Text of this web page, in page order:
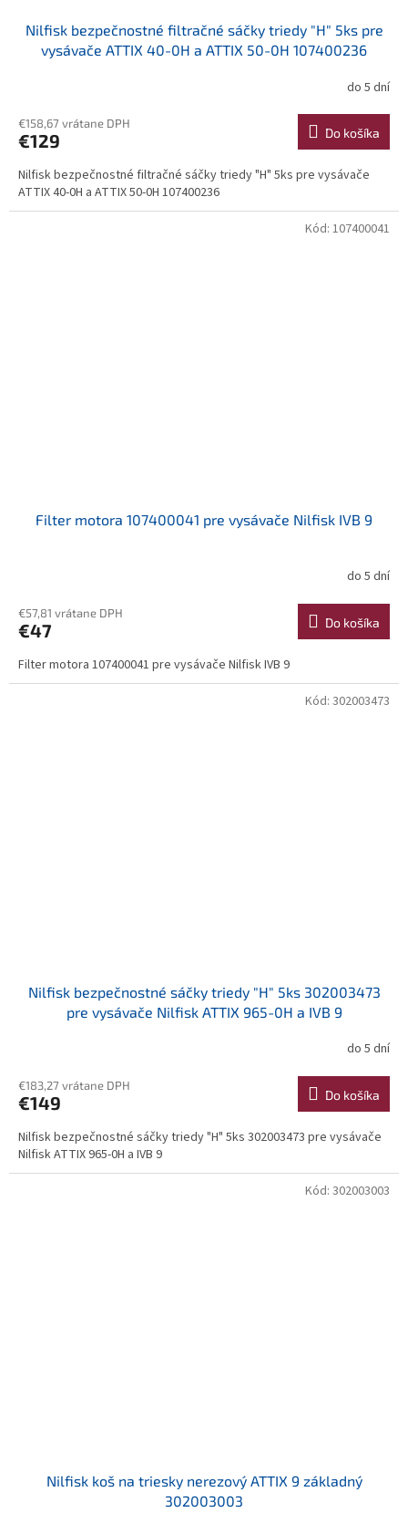
Nilfisk bezpečnostné filtračné sáčky triedy "H" 5ks pre
vysávače ATTIX 40-0H a ATTIX 50-0H 107400236
do 5 dní
€158,67 vrátane DPH
€129 Do košíka
Nilfisk bezpečnostné filtračné sáčky triedy "H" 5ks pre vysávače
ATTIX 40-0H a ATTIX 50-0H 107400236
Filter motora 107400041 pre vysávače Nilfisk IVB 9
do 5 dní
€57,81 vrátane DPH
€47 Do košíka
Filter motora 107400041 pre vysávače Nilfisk IVB 9
Kód: 107400041
Nilfisk bezpečnostné sáčky triedy "H" 5ks 302003473
pre vysávače Nilfisk ATTIX 965-0H a IVB 9
do 5 dní
€183,27 vrátane DPH
€149 Do košíka
Nilfisk bezpečnostné sáčky triedy "H" 5ks 302003473 pre vysávače
Nilfisk ATTIX 965-0H a IVB 9
Kód: 302003473
Nilfisk koš na triesky nerezový ATTIX 9 základný
302003003
Kód: 302003003